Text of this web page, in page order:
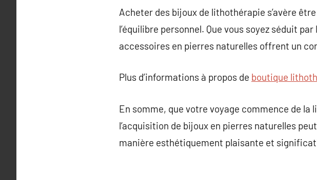
Acheter des bijoux de lithothérapie s’avère
l’équilibre personnel. Que vous soyez séduit
accessoires en pierres naturelles offrent un
Plus d’informations à propos de boutique
En somme, que votre voyage commence de
l’acquisition de bijoux en pierres naturelles
manière esthétiquement plaisante et